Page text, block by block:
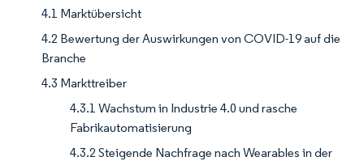
4.1 Marktübersicht
4.2 Bewertung der Auswirkungen von COVID-19 auf die
Branche
4.3 Markttreiber
4.3.1 Wachstum in Industrie 4.0 und rasche
Fabrikautomatisierung
4.3.2 Steigende Nachfrage nach Wearables in der